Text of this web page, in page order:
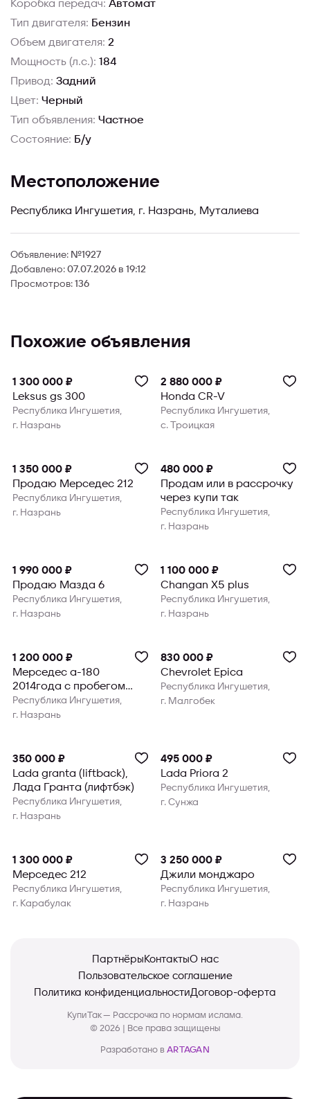
Коробка передач: Автомат
Тип двигателя: Бензин
Объем двигателя: 2
Мощность (л.с.): 184
Привод: Задний
Цвет: Черный
Тип объявления: Частное
Состояние: Б/у
Местоположение
Республика Ингушетия, г. Назрань, Муталиева
Объявление: №1927
Добавлено: 07.07.2026 в 19:12
Просмотров: 136
Похожие объявления
Продвинуто
1 300 000 ₽
Leksus gs 300
Республика Ингушетия,
г. Назрань
Продвинуто
2 880 000 ₽
Honda CR-V
Республика Ингушетия,
с. Троицкая
1 350 000 ₽
Продаю Мерседес 212
Республика Ингушетия,
г. Назрань
480 000 ₽
Продам или в рассрочку
через купи так
Республика Ингушетия,
г. Назрань
1 990 000 ₽
Продаю Мазда 6
Республика Ингушетия,
г. Назрань
1 100 000 ₽
Changan X5 plus
Республика Ингушетия,
г. Назрань
1 200 000 ₽
Мерседес а-180
2014года с пробегом
190тыс
Республика Ингушетия,
г. Назрань
830 000 ₽
Chevrolet Epica
Республика Ингушетия,
г. Малгобек
350 000 ₽
Lada granta (liftback),
Лада Гранта (лифтбэк)
Республика Ингушетия,
г. Назрань
495 000 ₽
Lada Priora 2
Республика Ингушетия,
г. Сунжа
1 300 000 ₽
Мерседес 212
Республика Ингушетия,
г. Карабулак
3 250 000 ₽
Джили монджаро
Республика Ингушетия,
г. Назрань
ПартнёрыКонтактыО нас
Пользовательское соглашение
Политика конфиденциальностиДоговор-оферта
КупиТак — Рассрочка по нормам ислама.
© 2026 | Все права защищены
Разработано в ARTAGAN